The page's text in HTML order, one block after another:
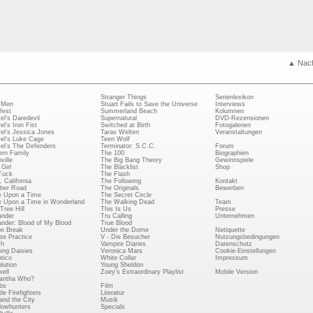
▲
Daredevil
Iron Fist
Jessica Jones
Luke Cage
The Defenders
Family
California
Road
Upon a Time
Upon a Time in Wonderland
Hill
Blood of My Blood
Break
Practice
Daisies
Who?
Firefighters
the City
Stranger Things
Stuart Fails to Save the Universe
Summerland Beach
Supernatural
Switched at Birth
Taras Welten
Teen Wolf
Terminator: S.C.C.
The 100
The Big Bang Theory
The Blacklist
The Flash
The Following
The Originals
The Secret Circle
The Walking Dead
This Is Us
Tru Calling
True Blood
Under the Dome
V - Die Besucher
Vampire Diaries
Veronica Mars
White Collar
Young Sheldon
Zoey's Extraordinary Playlist
Film
Literatur
Musik
Specials
Serienlexikon
Interviews
Kolumnen
DVD-Rezensionen
Fotogalerien
Veranstaltungen
Forum
Biographien
Gewinnspiele
Shop
Kontakt
Bewerben
Team
Presse
Unternehmen
Netiquette
Nutzungsbedingungen
Datenschutz
Cookie-Einstellungen
Impressum
Mobile Version